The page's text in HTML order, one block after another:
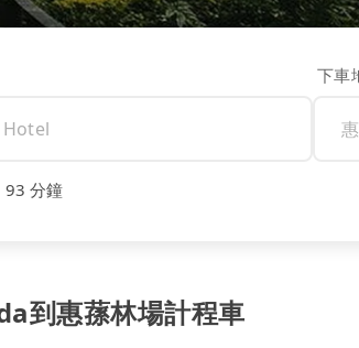
下車
93 分鐘
到惠蓀林場計程車